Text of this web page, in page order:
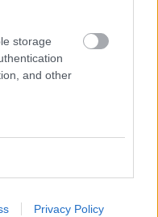
storage
and other
Privacy Policy
de nem
nem támogatják
ban az olvasók
biztosítja a
rendszeres havi
!